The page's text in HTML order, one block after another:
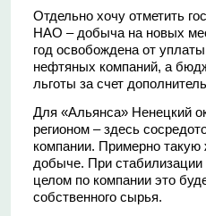
Отдельно хочу отметить
НАО – добыча на новых
год освобождена от
нефтяных компаний, а
льготы за счет
Для «Альянса» Ненецкий
регионом – здесь
компании. Примерно
добыче. При стабилизации
целом по компании это
собственного сырья.